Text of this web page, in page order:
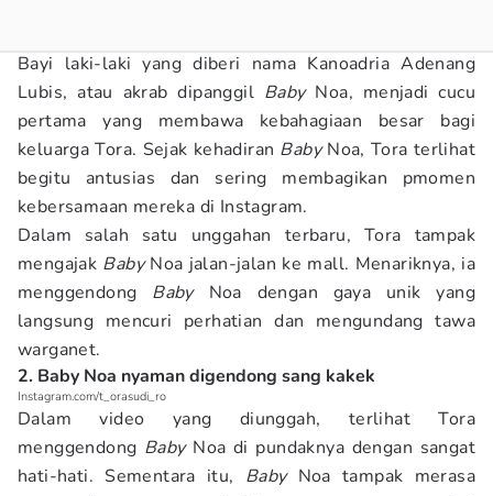
Bayi laki-laki yang diberi nama Kanoadria Adenang
Lubis, atau akrab dipanggil BabyNoa, menjadi cucu
pertama yang membawa kebahagiaan besar bagi
keluarga Tora. Sejak kehadiran BabyNoa, Tora terlihat
begitu antusias dan sering membagikan pmomen
kebersamaan mereka di Instagram.
Dalam salah satu unggahan terbaru, Tora tampak
mengajak BabyNoa jalan-jalan ke mall. Menariknya, ia
menggendong BabyNoa dengan gaya unik yang
langsung mencuri perhatian dan mengundang tawa
warganet.
2. Baby Noa nyaman digendong sang kakek
Instagram.com/t_orasudi_ro
Dalam video yang diunggah, terlihat Tora
menggendong BabyNoa di pundaknya dengan sangat
hati-hati. Sementara itu, BabyNoa tampak merasa